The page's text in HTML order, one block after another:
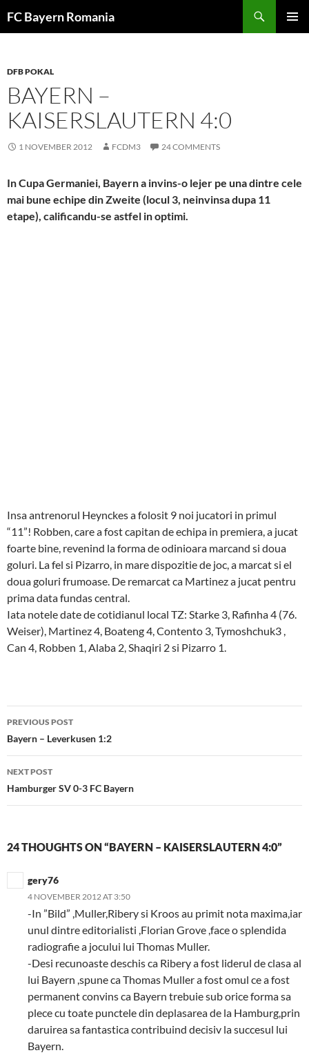
toFC Bayern Romania
DFB POKAL
BAYERN –
KAISERSLAUTERN 4:0
1 NOVEMBER 2012 FCDM3 24 COMMENTS
In Cupa Germaniei, Bayern a invins-o lejer pe una dintre cele
mai bune echipe din Zweite (locul 3, neinvinsa dupa 11
etape), calificandu-se astfel in optimi.
Insa antrenorul Heynckes a folosit 9 noi jucatori in primul
“11”! Robben, care a fost capitan de echipa in premiera, a jucat
foarte bine, revenind la forma de odinioara marcand si doua
goluri. La fel si Pizarro, in mare dispozitie de joc, a marcat si el
doua goluri frumoase. De remarcat ca Martinez a jucat pentru
prima data fundas central.
Iata notele date de cotidianul local TZ: Starke 3, Rafinha 4 (76.
Weiser), Martinez 4, Boateng 4, Contento 3, Tymoshchuk3 ,
Can 4, Robben 1, Alaba 2, Shaqiri 2 si Pizarro 1.
Post
navigation
PREVIOUS POST
Bayern – Leverkusen 1:2
NEXT POST
Hamburger SV 0-3 FC Bayern
24 THOUGHTS ON “BAYERN – KAISERSLAUTERN 4:0”
gery76
4 NOVEMBER 2012 AT 3:50
-In ”Bild” ,Muller,Ribery si Kroos au primit nota maxima,iar
unul dintre editorialisti ,Florian Grove ,face o splendida
radiografie a jocului lui Thomas Muller.
-Desi recunoaste deschis ca Ribery a fost liderul de clasa al
lui Bayern ,spune ca Thomas Muller a fost omul ce a fost
permanent convins ca Bayern trebuie sub orice forma sa
plece cu toate punctele din deplasarea de la Hamburg,prin
daruirea sa fantastica contribuind decisiv la succesul lui
Bayern.